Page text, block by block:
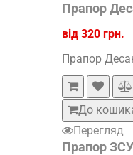
Прапор
від 320 грн.
Прапор
До
Перегляд
Прапор ЗСУ